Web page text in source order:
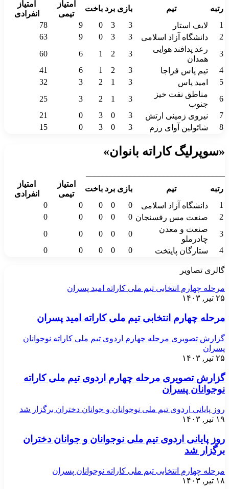
رتبه تیم بازی برد باخت
امتیاز
تیمی
امتیاز
انفرادی
1
لایف استار 3
3
0
9
78
2
دانشگاه آزاد اسلامی 3
3
0
9
63
3
رعد پدافند هوایی
همدان
3
2
1
6
60
4
تیم پاس فراجا 3
2
1
6
41
5
امید پاس 3
1
2
3
32
6
مناطق نفت خیز
جنوب
3
1
2
3
25
7
نیروی زمینی ارتش 3
0
3
0
21
8
شائولین آوای رزم 3
0
3
0
15
«سوپرلیگ کاراته بانوان»
رتبه
تیم بازی برد باخت
امتیاز
تیمی
امتیاز
انفرادی
1
دانشگاه آزاد اسلامی 0
0
0
0
0
2
صنعت مس رفسنجان 0
0
0
0
0
3
صنعت و معدن
چادرملو
0
0
0
0
0
4
ستارگان پایتخت 0
0
0
0
0
گالری تصاویر
مرحله چهارم انتخابی تیم ملی کاراته امید پسران
۲۵ تیر, ۱۴۰۳
مرحله چهارم انتخابی تیم ملی کاراته امید پسران
گزارش تصویری مرحله چهارم اردوی تیم ملی کاراته نوجوانان
پسران
۲۵ تیر, ۱۴۰۳
گزارش تصویری مرحله چهارم اردوی تیم ملی کاراته
نوجوانان پسران
روز پایانی اردوی تیم ملی نوجوانان و جوانان دختران برگزار شد
۱۹ تیر, ۱۴۰۳
روز پایانی اردوی تیم ملی نوجوانان و جوانان دختران
برگزار شد
مرحله چهارم انتخابی تیم ملی کاراته نوجوانان پسران
۱۸ تیر, ۱۴۰۳